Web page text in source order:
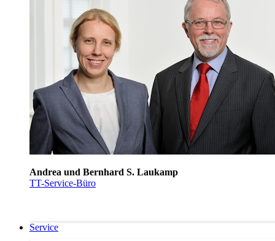
Andrea und Bernhard S. Laukamp
TT-Service-Büro
Service